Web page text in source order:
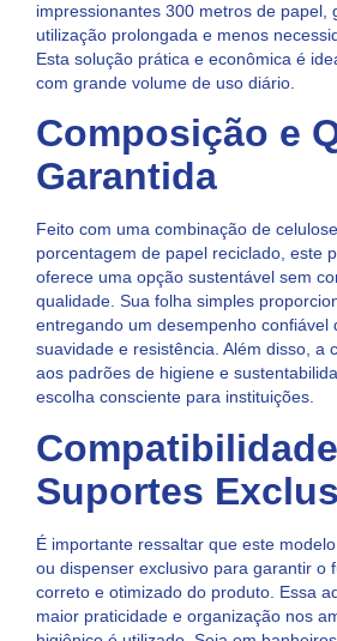
impressionantes 300 metros de papel,
utilização prolongada e menos
Esta solução prática e econômica é
com grande volume de uso diário.
Composição e
Garantida
Feito com uma combinação de
porcentagem de papel reciclado, este
oferece uma opção sustentável sem
qualidade. Sua folha simples
entregando um desempenho confiável
suavidade e resistência. Além disso, a
aos padrões de higiene e
escolha consciente para instituições.
Suportes
É importante ressaltar que este
ou dispenser exclusivo para garantir o
correto e otimizado do produto. Essa
maior praticidade e organização nos